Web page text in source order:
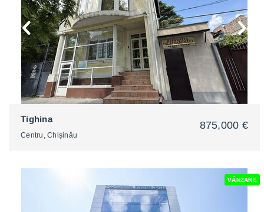
Tighina
Centru, Chișinău
875,000 €
VÂNZARE